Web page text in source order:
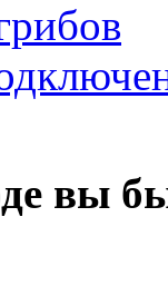
вы